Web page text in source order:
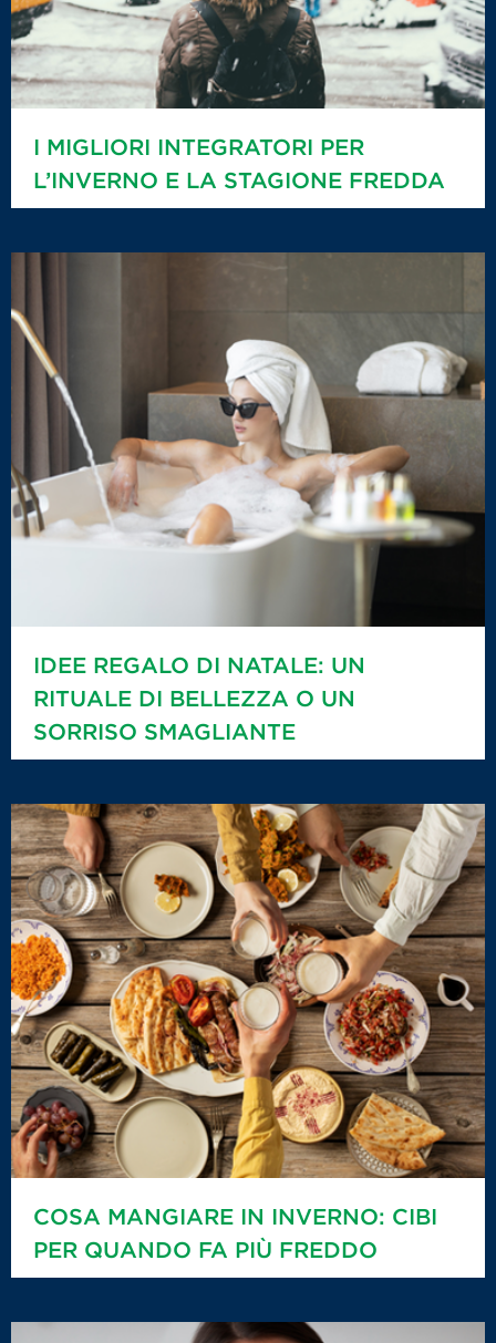
I MIGLIORI INTEGRATORI PER
L’INVERNO E LA STAGIONE FREDDA
IDEE REGALO DI NATALE: UN
RITUALE DI BELLEZZA O UN
SORRISO SMAGLIANTE
COSA MANGIARE IN INVERNO: CIBI
PER QUANDO FA PIÙ FREDDO